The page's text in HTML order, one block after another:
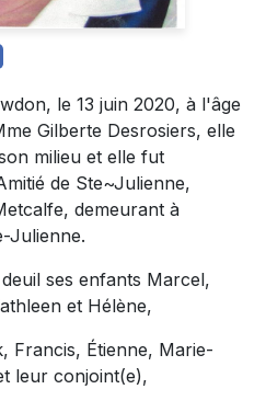
le 13 juin 2020, à l'âge
Gilberte Desrosiers, elle
milieu et elle fut
de Ste~Julienne,
demeurant à
Julienne.
ses enfants Marcel,
et Hélène,
Francis, Étienne, Marie-
leur conjoint(e),